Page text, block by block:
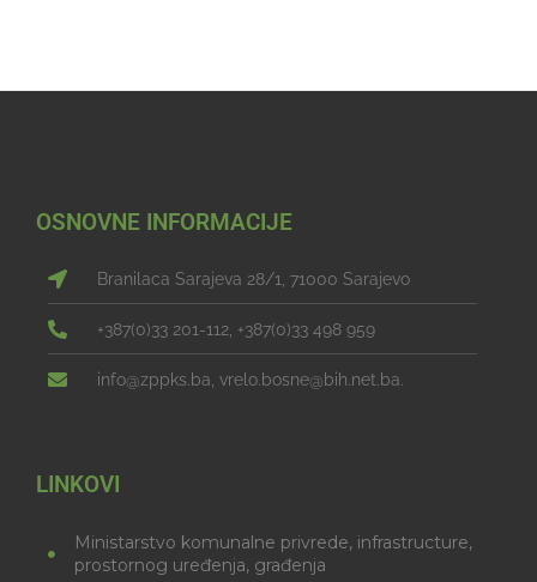
OSNOVNE INFORMACIJE
Branilaca Sarajeva 28/1, 71000 Sarajevo
+387(0)33 201-112, +387(0)33 498 959
info@zppks.ba, vrelo.bosne@bih.net.ba.
LINKOVI
Ministarstvo komunalne privrede, infrastructure,
prostornog uređenja, građenja